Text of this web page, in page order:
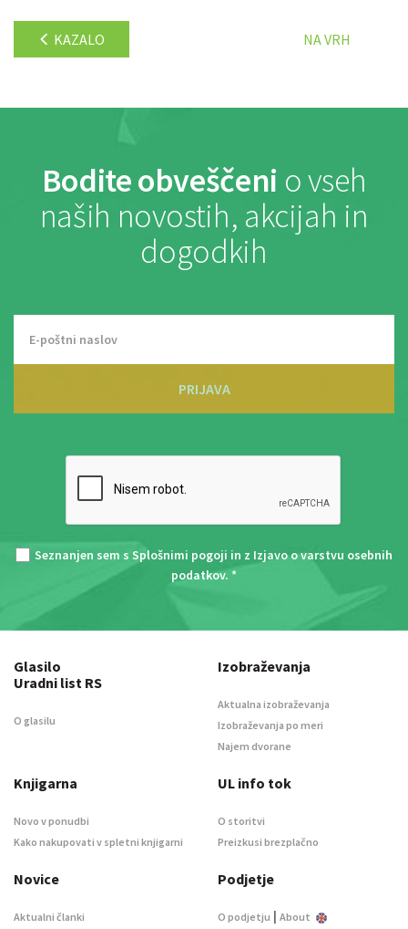
KAZALO NA VRH
Bodite obveščeni o vseh
naših novostih, akcijah in
dogodkih
PRIJAVA
Seznanjen sem s Splošnimi pogoji in z Izjavo o varstvu osebnih
podatkov. *
Glasilo
Uradni list RS
O glasilu
Izobraževanja
Aktualna izobraževanja
Izobraževanja po meri
Najem dvorane
Knjigarna
Novo v ponudbi
Kako nakupovati v spletni knjigarni
UL info tok
O storitvi
Preizkusi brezplačno
Novice
Aktualni članki
Podjetje
O podjetju | About